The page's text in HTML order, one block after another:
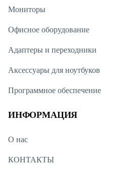
Мониторы
Офисное оборудование
Адаптеры и переходники
Аксессуары для ноутбуков
Программное обеспечение
ИНФОРМАЦИЯ
О нас
КОНТАКТЫ